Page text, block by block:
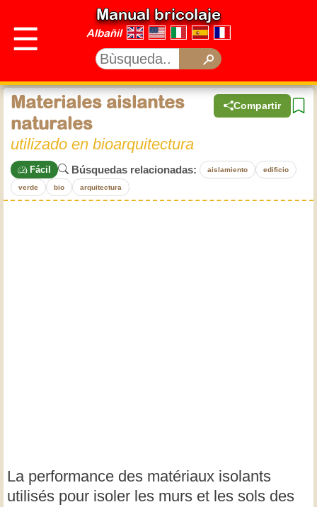
☰
Manual bricolaje
Albañil
Compartir
Materiales aislantes
naturales
utilizado en bioarquitectura
Fácil Búsquedas relacionadas: aislamiento edificio
verde bio arquitectura
La performance des matériaux isolants
utilisés pour isoler les murs et les sols des